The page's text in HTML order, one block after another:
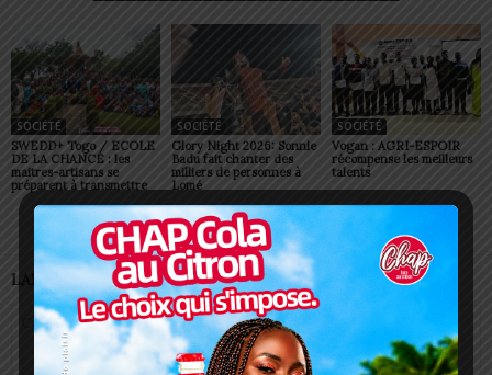
SOCIÉTÉ
SWEDD+ Togo / ECOLE
DE LA CHANCE : les
maitres-artisans se
préparent à transmettre
SOCIÉTÉ
Glory Night 2026: Sonnie
Badu fait chanter des
milliers de personnes à
Lomé
SOCIÉTÉ
Vogan : AGRI-ESPOIR
récompense les meilleurs
talents
LAISSER UN COMMENTAIRE